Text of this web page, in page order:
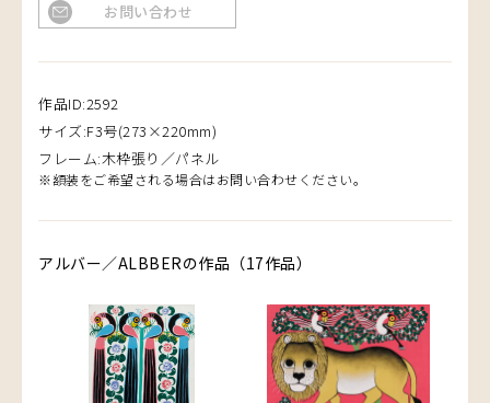
お問い合わせ
作品ID:2592
サイズ:F3号(273×220mm)
フレーム:木枠張り／パネル
※額装をご希望される場合はお問い合わせください。
アルバー／ALBBERの作品（17作品）